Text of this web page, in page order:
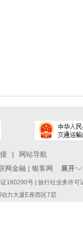
|
网站导航
网金融 | 银客网 展开
号 | 旅行社业务许可
力大厦E座西区7层